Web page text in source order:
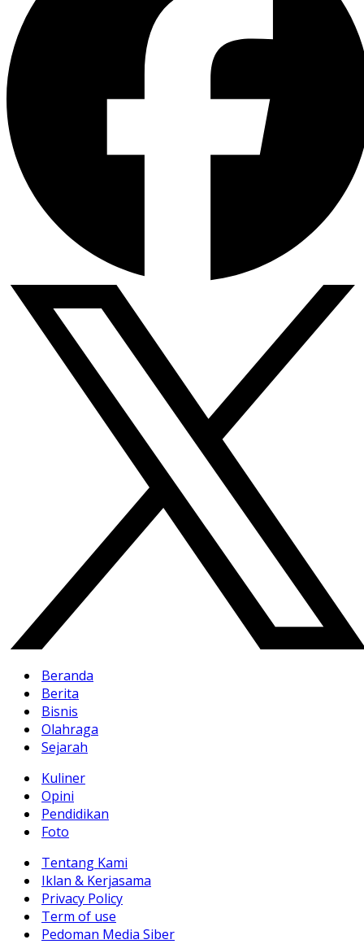
Beranda
Berita
Bisnis
Olahraga
Sejarah
Kuliner
Opini
Pendidikan
Foto
Tentang Kami
Iklan & Kerjasama
Privacy Policy
Term of use
Pedoman Media Siber